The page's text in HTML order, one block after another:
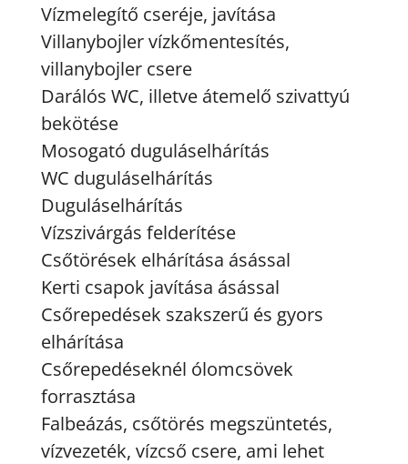
Vízmelegítő cseréje, javítása
Villanybojler vízkőmentesítés,
villanybojler csere
Darálós WC, illetve átemelő szivattyú
bekötése
Mosogató duguláselhárítás
WC duguláselhárítás
Duguláselhárítás
Vízszivárgás felderítése
Csőtörések elhárítása ásással
Kerti csapok javítása ásással
Csőrepedések szakszerű és gyors
elhárítása
Csőrepedéseknél ólomcsövek
forrasztása
Falbeázás, csőtörés megszüntetés,
vízvezeték, vízcső csere, ami lehet